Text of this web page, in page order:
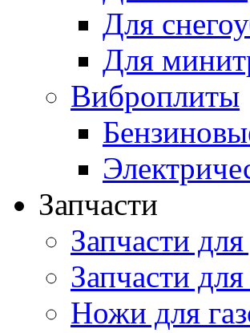
Для
Для
Виброплиты
Запчасти
Запчасти
Запчасти
Ножи для